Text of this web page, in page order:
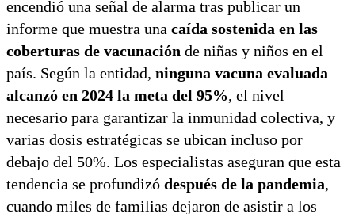
encendió una señal de alarma tras publicar un
informe que muestra una caída sostenida en las
coberturas de vacunación de niñas y niños en el
país. Según la entidad, ninguna vacuna evaluada
alcanzó en 2024 la meta del 95%, el nivel
necesario para garantizar la inmunidad colectiva, y
varias dosis estratégicas se ubican incluso por
debajo del 50%. Los especialistas aseguran que esta
tendencia se profundizó después de la pandemia,
cuando miles de familias dejaron de asistir a los